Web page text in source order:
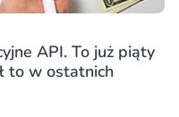
API. To już piąty
to w ostatnich